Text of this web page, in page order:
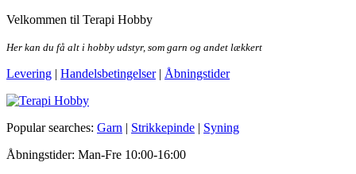
Skip
the
Velkommen til Terapi Hobby
Her kan du få alt i hobby udstyr, som garn og andet lækkert
Levering | Handelsbetingelser| Åbningstider
Terapi Hobby
Popular searches: Garn | Strikkepinde | Syning
Åbningstider: Man-Fre 10:00-16:00